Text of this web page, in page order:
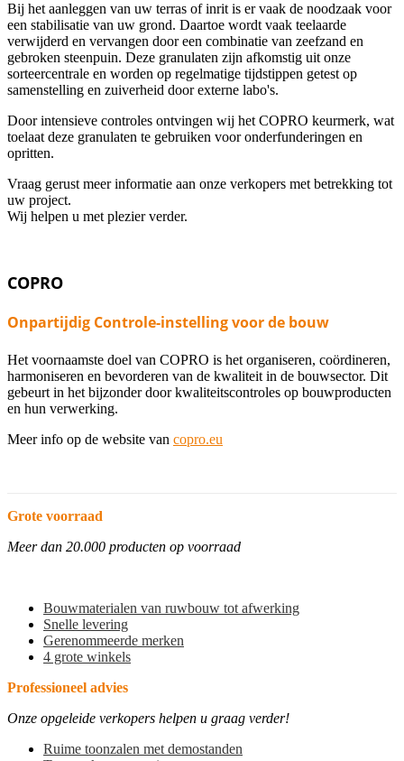
Bij het aanleggen van uw terras of inrit is er vaak de noodzaak voor
een stabilisatie van uw grond. Daartoe wordt vaak teelaarde
verwijderd en vervangen door een combinatie van zeefzand en
gebroken steenpuin. Deze granulaten zijn afkomstig uit onze
sorteercentrale en worden op regelmatige tijdstippen getest op
samenstelling en zuiverheid door externe labo's.
Door intensieve controles ontvingen wij het COPRO keurmerk, wat
toelaat deze granulaten te gebruiken voor onderfunderingen en
opritten.
Vraag gerust meer informatie aan onze verkopers met betrekking tot
uw project.
Wij helpen u met plezier verder.
COPRO
Onpartijdig Controle-instelling voor de bouw
Het voornaamste doel van COPRO is het organiseren, coördineren,
harmoniseren en bevorderen van de kwaliteit in de bouwsector. Dit
gebeurt in het bijzonder door kwaliteitscontroles op bouwproducten
en hun verwerking.
Meer info op de website van copro.eu
Grote voorraad
Meer dan 20.000 producten op voorraad
Bouwmaterialen van ruwbouw tot afwerking
Snelle levering
Gerenommeerde merken
4 grote winkels
Professioneel advies
Onze opgeleide verkopers helpen u graag verder!
Ruime toonzalen met demostanden